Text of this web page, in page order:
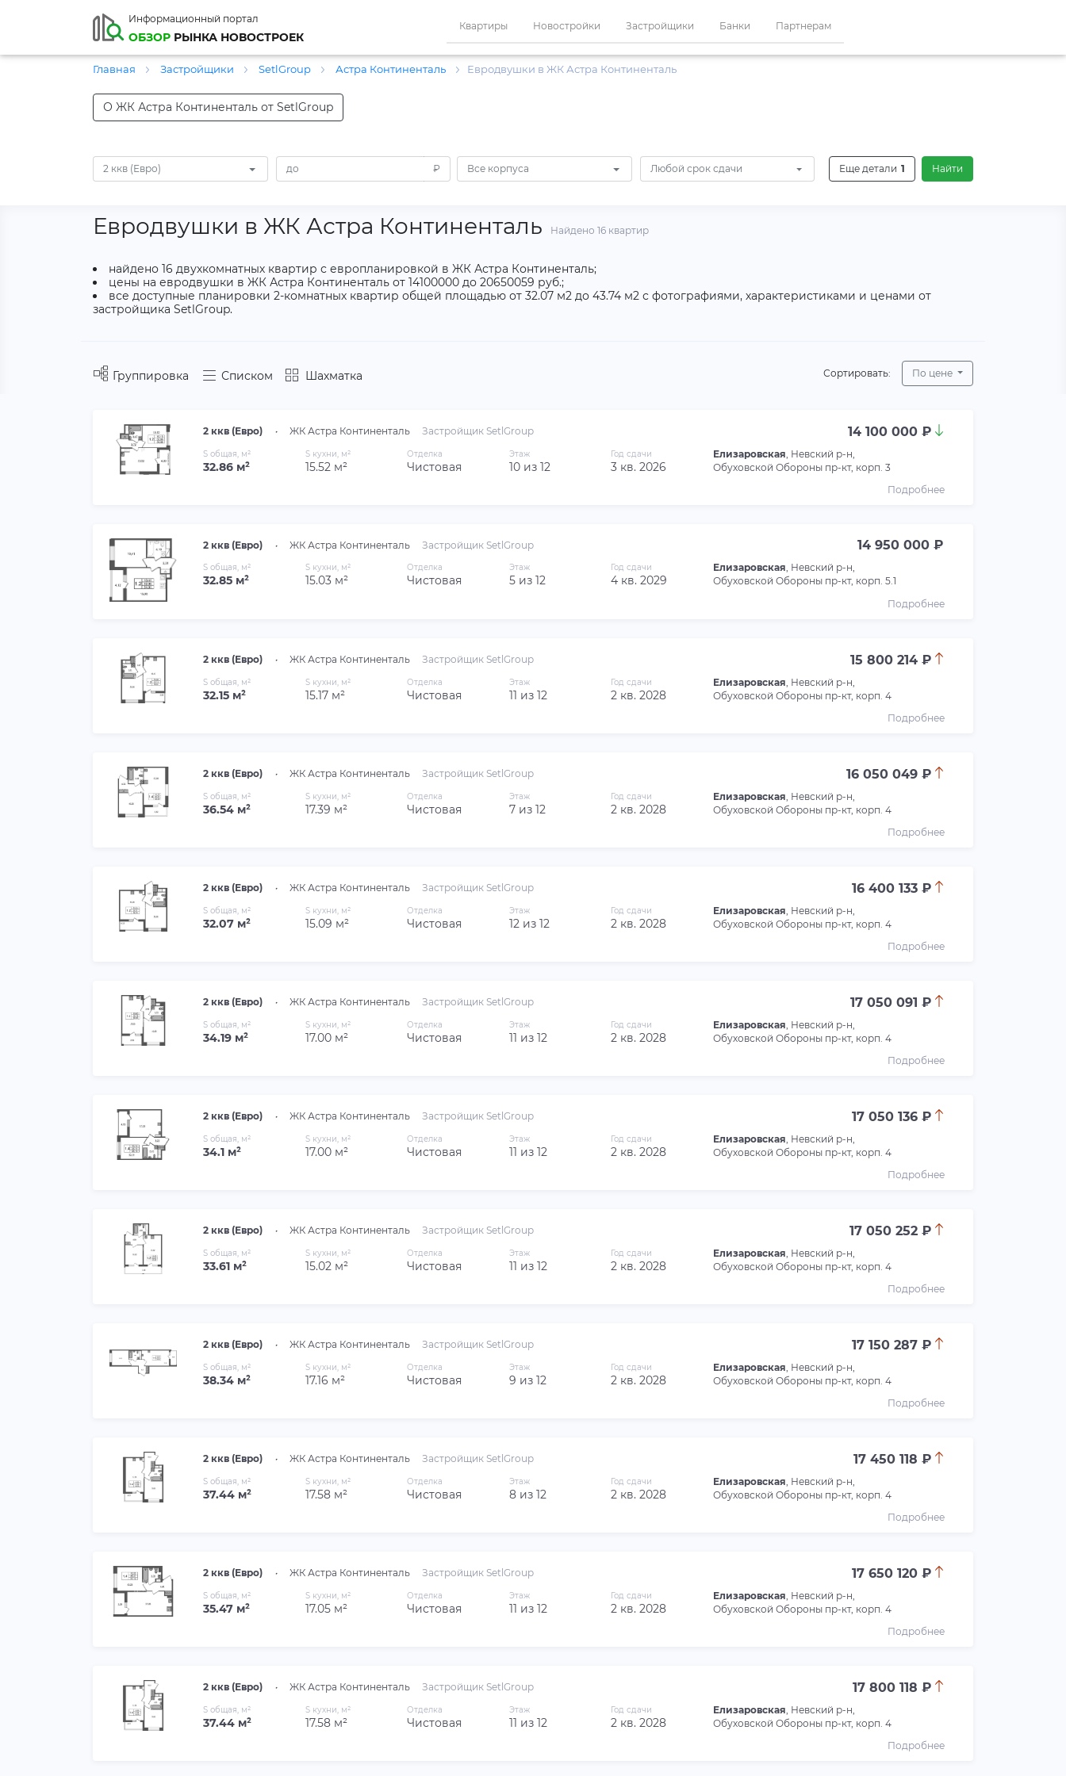
Информационный портал
ОБЗОР РЫНКА НОВОСТРОЕК
Квартиры Новостройки Застройщики Банки Партнерам
Главная Застройщики SetlGroup Астра Континенталь Евродвушки в ЖК Астра Континенталь
О ЖК Астра Континенталь от SetlGroup
2 ккв (Евро) ₽ Все корпуса Любой срок сдачи Еще детали 1 Найти
Евродвушки в ЖК Астра Континенталь Найдено 16 квартир
найдено 16 двухкомнатных квартир с европланировкой в ЖК Астра Континенталь;
цены на евродвушки в ЖК Астра Континенталь от 14100000 до 20650059 руб.;
все доступные планировки 2-комнатных квартир общей площадью от 32.07 м2 до 43.74 м2 с фотографиями, характеристиками и ценами от
застройщика SetlGroup.
Группировка Списком Шахматка Сортировать: По цене
2 ккв (Евро) • ЖК Астра Континенталь Застройщик SetlGroup 14 100 000 ₽
S общая, м²
32.86 м²
S кухни, м²
15.52 м²
Отделка
Чистовая
Этаж
10 из 12
Год сдачи
3 кв. 2026
Елизаровская, Невский р-н,
Обуховской Обороны пр-кт, корп. 3
Подробнее
2 ккв (Евро) • ЖК Астра Континенталь Застройщик SetlGroup 14 950 000 ₽
S общая, м²
32.85 м²
S кухни, м²
15.03 м²
Отделка
Чистовая
Этаж
5 из 12
Год сдачи
4 кв. 2029
Елизаровская, Невский р-н,
Обуховской Обороны пр-кт, корп. 5.1
Подробнее
2 ккв (Евро) • ЖК Астра Континенталь Застройщик SetlGroup 15 800 214 ₽
S общая, м²
32.15 м²
S кухни, м²
15.17 м²
Отделка
Чистовая
Этаж
11 из 12
Год сдачи
2 кв. 2028
Елизаровская, Невский р-н,
Обуховской Обороны пр-кт, корп. 4
Подробнее
2 ккв (Евро) • ЖК Астра Континенталь Застройщик SetlGroup 16 050 049 ₽
S общая, м²
36.54 м²
S кухни, м²
17.39 м²
Отделка
Чистовая
Этаж
7 из 12
Год сдачи
2 кв. 2028
Елизаровская, Невский р-н,
Обуховской Обороны пр-кт, корп. 4
Подробнее
2 ккв (Евро) • ЖК Астра Континенталь Застройщик SetlGroup 16 400 133 ₽
S общая, м²
32.07 м²
S кухни, м²
15.09 м²
Отделка
Чистовая
Этаж
12 из 12
Год сдачи
2 кв. 2028
Елизаровская, Невский р-н,
Обуховской Обороны пр-кт, корп. 4
Подробнее
2 ккв (Евро) • ЖК Астра Континенталь Застройщик SetlGroup 17 050 091 ₽
S общая, м²
34.19 м²
S кухни, м²
17.00 м²
Отделка
Чистовая
Этаж
11 из 12
Год сдачи
2 кв. 2028
Елизаровская, Невский р-н,
Обуховской Обороны пр-кт, корп. 4
Подробнее
2 ккв (Евро) • ЖК Астра Континенталь Застройщик SetlGroup 17 050 136 ₽
S общая, м²
34.1 м²
S кухни, м²
17.00 м²
Отделка
Чистовая
Этаж
11 из 12
Год сдачи
2 кв. 2028
Елизаровская, Невский р-н,
Обуховской Обороны пр-кт, корп. 4
Подробнее
2 ккв (Евро) • ЖК Астра Континенталь Застройщик SetlGroup 17 050 252 ₽
S общая, м²
33.61 м²
S кухни, м²
15.02 м²
Отделка
Чистовая
Этаж
11 из 12
Год сдачи
2 кв. 2028
Елизаровская, Невский р-н,
Обуховской Обороны пр-кт, корп. 4
Подробнее
2 ккв (Евро) • ЖК Астра Континенталь Застройщик SetlGroup 17 150 287 ₽
S общая, м²
38.34 м²
S кухни, м²
17.16 м²
Отделка
Чистовая
Этаж
9 из 12
Год сдачи
2 кв. 2028
Елизаровская, Невский р-н,
Обуховской Обороны пр-кт, корп. 4
Подробнее
2 ккв (Евро) • ЖК Астра Континенталь Застройщик SetlGroup 17 450 118 ₽
S общая, м²
37.44 м²
S кухни, м²
17.58 м²
Отделка
Чистовая
Этаж
8 из 12
Год сдачи
2 кв. 2028
Елизаровская, Невский р-н,
Обуховской Обороны пр-кт, корп. 4
Подробнее
2 ккв (Евро) • ЖК Астра Континенталь Застройщик SetlGroup 17 650 120 ₽
S общая, м²
35.47 м²
S кухни, м²
17.05 м²
Отделка
Чистовая
Этаж
11 из 12
Год сдачи
2 кв. 2028
Елизаровская, Невский р-н,
Обуховской Обороны пр-кт, корп. 4
Подробнее
2 ккв (Евро) • ЖК Астра Континенталь Застройщик SetlGroup 17 800 118 ₽
S общая, м²
37.44 м²
S кухни, м²
17.58 м²
Отделка
Чистовая
Этаж
11 из 12
Год сдачи
2 кв. 2028
Елизаровская, Невский р-н,
Обуховской Обороны пр-кт, корп. 4
Подробнее